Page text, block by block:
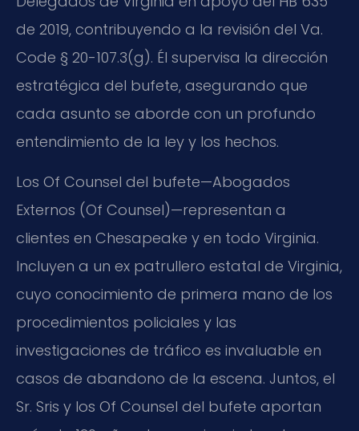
de 2019, contribuyendo a la revisión del Va.
Code § 20-107.3(g). Él supervisa la dirección
estratégica del bufete, asegurando que
cada asunto se aborde con un profundo
entendimiento de la ley y los hechos.
Los Of Counsel del bufete—Abogados
Externos (Of Counsel)—representan a
clientes en Chesapeake y en todo Virginia.
Incluyen a un ex patrullero estatal de Virginia,
cuyo conocimiento de primera mano de los
procedimientos policiales y las
investigaciones de tráfico es invaluable en
casos de abandono de la escena. Juntos, el
Sr. Sris y los Of Counsel del bufete aportan